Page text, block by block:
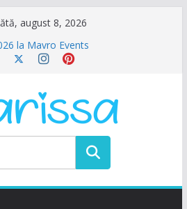
august 8, 2026
la Mavro Events
Amalfi Alegria
sarbatoreste La Teatru. La
Ziua Femeii la La Nasu